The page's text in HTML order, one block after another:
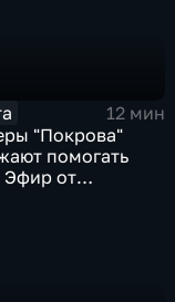
12 мин
"Покрова"
помогать
Эфир от